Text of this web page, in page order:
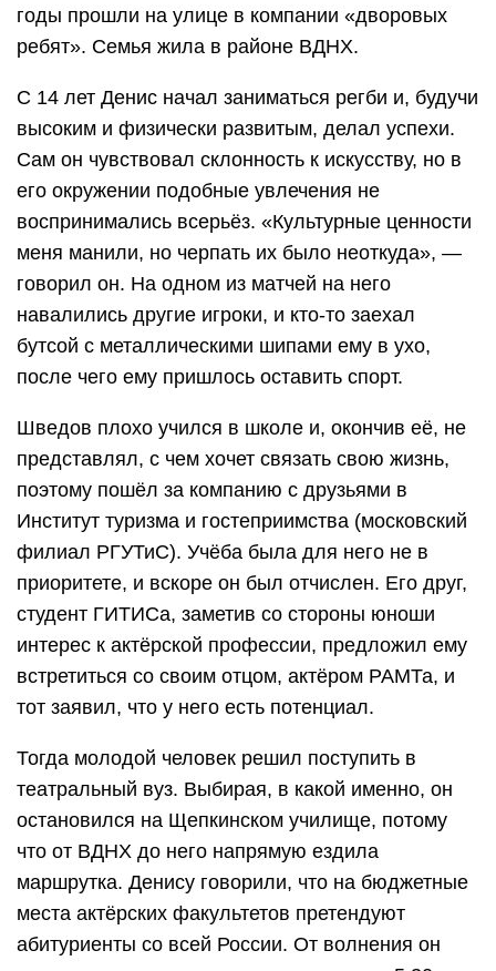
годы прошли на улице в компании «дворовых
ребят». Семья жила в районе ВДНХ.
С 14 лет Денис начал заниматься регби и, будучи
высоким и физически развитым, делал успехи.
Сам он чувствовал склонность к искусству, но в
его окружении подобные увлечения не
воспринимались всерьёз. «Культурные ценности
меня манили, но черпать их было неоткуда», —
говорил он. На одном из матчей на него
навалились другие игроки, и кто-то заехал
бутсой с металлическими шипами ему в ухо,
после чего ему пришлось оставить спорт.
Шведов плохо учился в школе и, окончив её, не
представлял, с чем хочет связать свою жизнь,
поэтому пошёл за компанию с друзьями в
Институт туризма и гостеприимства (московский
филиал РГУТиС). Учёба была для него не в
приоритете, и вскоре он был отчислен. Его друг,
студент ГИТИСа, заметив со стороны юноши
интерес к актёрской профессии, предложил ему
встретиться со своим отцом, актёром РАМТа, и
тот заявил, что у него есть потенциал.
Тогда молодой человек решил поступить в
театральный вуз. Выбирая, в какой именно, он
остановился на Щепкинском училище, потому
что от ВДНХ до него напрямую ездила
маршрутка. Денису говорили, что на бюджетные
места актёрских факультетов претендуют
абитуриенты со всей России. От волнения он